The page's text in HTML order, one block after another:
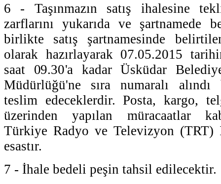
6 - Taşınmazın satış ihalesine
zarflarını yukarıda ve şartnamede
birlikte satış şartnamesinde
olarak hazırlayarak 07.05.2015
saat 09.30'a kadar Üsküdar
Müdürlüğü'ne sıra numaralı alındı
teslim edeceklerdir. Posta, kargo,
üzerinden yapılan müracaatlar
Türkiye Radyo ve Televizyon (TRT)
esastır.
7 - İhale bedeli peşin tahsil edilecektir.